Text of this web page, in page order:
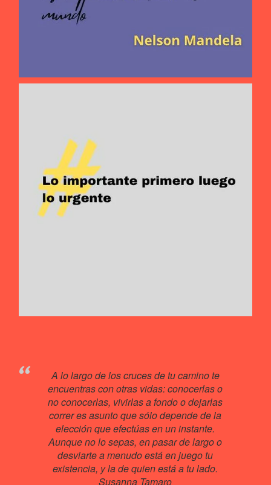
A lo largo de los cruces de tu camino te
encuentras con otras vidas: conocerlas o
no conocerlas, vivirlas a fondo o dejarlas
correr es asunto que sólo depende de la
elección que efectúas en un instante.
Aunque no lo sepas, en pasar de largo o
desviarte a menudo está en juego tu
existencia, y la de quien está a tu lado.
Susanna Tamaro